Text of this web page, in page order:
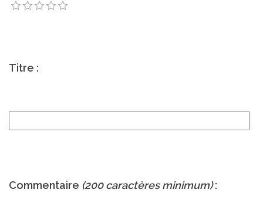
Titre :
Commentaire (200 caractères minimum):